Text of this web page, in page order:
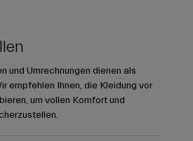
und Umrechnungen dienen als
empfehlen Ihnen, die Kleidung vor
um vollen Komfort und